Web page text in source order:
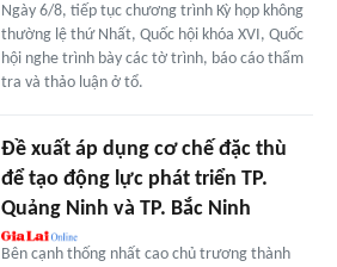
Ngày 6/8, tiếp tục chương trình Kỳ họp không
thường lệ thứ Nhất, Quốc hội khóa XVI, Quốc
hội nghe trình bày các tờ trình, báo cáo thẩm
tra và thảo luận ở tổ.
Đề xuất áp dụng cơ chế đặc thù
để tạo động lực phát triển TP.
Quảng Ninh và TP. Bắc Ninh
Bên cạnh thống nhất cao chủ trương thành